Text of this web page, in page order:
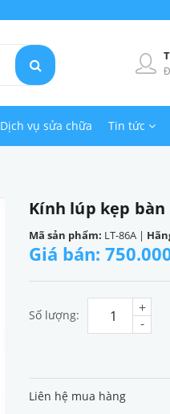
Dịch vụ sửa chữa Tin tức
Kính lúp kẹp bàn
Mã sản phẩm: LT-86A |
Giá bán:
Số lượng: -
+
Liên hệ mua hàng